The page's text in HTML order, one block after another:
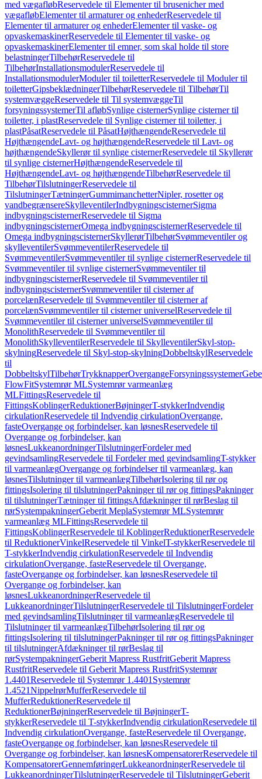
med vægafløbReservedele til Elementer til brusenicher med
vægafløbElementer til armaturer og enhederReservedele til
Elementer til armaturer og enhederElementer til vaske- og
opvaskemaskinerReservedele til Elementer til vaske- og
opvaskemaskinerElementer til emner, som skal holde til store
belastningerTilbehørReservedele til
TilbehørInstallationsmodulerReservedele til
InstallationsmodulerModuler til toiletterReservedele til Moduler til
toiletterGipsbeklædningerTilbehørReservedele til TilbehørTil
systemvæggeReservedele til Til systemvæggeTil
forsyningssystemerTil afløbSynlige cisternerSynlige cisterner til
toiletter, i plastReservedele til Synlige cisterner til toiletter, i
plastPåsatReservedele til PåsatHøjthængendeReservedele til
HøjthængendeLavt- og højthængendeReservedele til Lavt- og
højthængendeSkyllerør til synlige cisternerReservedele til Skyllerør
til synlige cisternerHøjthængendeReservedele til
HøjthængendeLavt- og højthængendeTilbehørReservedele til
TilbehørTilslutningerReservedele til
TilslutningerTætningerGummimanchetterNipler, rosetter og
vandbegrænsereSkylleventilerIndbygningscisternerSigma
indbygningscisternerReservedele til Sigma
indbygningscisternerOmega indbygningscisternerReservedele til
Omega indbygningscisternerSkyllerørTilbehørSvømmeventiler og
skylleventilerSvømmeventilerReservedele til
SvømmeventilerSvømmeventiler til synlige cisternerReservedele til
Svømmeventiler til synlige cisternerSvømmeventiler til
indbygningscisternerReservedele til Svømmeventiler til
indbygningscisternerSvømmeventiler til cisterner af
porcelænReservedele til Svømmeventiler til cisterner af
porcelænSvømmeventiler til cisterner universelReservedele til
Svømmeventiler til cisterner universelSvømmeventiler til
MonolithReservedele til Svømmeventiler til
MonolithSkylleventilerReservedele til SkylleventilerSkyl-stop-
skylningReservedele til Skyl-stop-skylningDobbeltskylReservedele
til
DobbeltskylTilbehørTrykknapperOvergangeForsyningssystemer
FlowFitSystemrør MLSystemrør varmeanlæg
MLFittingsReservedele til
FittingsKoblingerReduktionerBøjningerT-stykkerIndvendig
cirkulationReservedele til Indvendig cirkulationOvergange,
fasteOvergange og forbindelser, kan løsnesReservedele til
Overgange og forbindelser, kan
løsnesLukkeanordningerTilslutningerFordeler med
gevindsamlingReservedele til Fordeler med gevindsamlingT-stykker
til varmeanlægOvergange og forbindelser til varmeanlæg, kan
løsnesTilslutninger til varmeanlægTilbehørIsolering til rør og
fittingsIsolering til tilslutningerPakninger til rør og fittingsPakninger
til tilslutningerTætninger til fittingsAfdækninger til rørBeslag til
rørSystempakningerGeberit MeplaSystemrør MLSystemrør
varmeanlæg MLFittingsReservedele til
FittingsKoblingerReservedele til KoblingerReduktionerReservedele
til ReduktionerVinkelReservedele til VinkelT-stykkerReservedele til
T-stykkerIndvendig cirkulationReservedele til Indvendig
cirkulationOvergange, fasteReservedele til Overgange,
fasteOvergange og forbindelser, kan løsnesReservedele til
Overgange og forbindelser, kan
løsnesLukkeanordningerReservedele til
LukkeanordningerTilslutningerReservedele til TilslutningerFordeler
med gevindsamlingTilslutninger til varmeanlægReservedele til
Tilslutninger til varmeanlægTilbehørIsolering til rør og
fittingsIsolering til tilslutningerPakninger til rør og fittingsPakninger
til tilslutningerAfdækninger til rørBeslag til
rørSystempakningerGeberit Mapress RustfritGeberit Mapress
RustfritReservedele til Geberit Mapress RustfritSystemrør
1.4401Reservedele til Systemrør 1.4401 Systemrør
1.4521NippelrørMufferReservedele til
MufferReduktionerReservedele til
ReduktionerBøjningerReservedele til BøjningerT-
stykkerReservedele til T-stykkerIndvendig cirkulationReservedele til
Indvendig cirkulationOvergange, fasteReservedele til Overgange,
fasteOvergange og forbindelser, kan løsnesReservedele til
Overgange og forbindelser, kan løsnesKompensatorerReservedele til
KompensatorerGennemføringerLukkeanordningerReservedele til
LukkeanordningerTilslutningerReservedele til TilslutningerGeberit